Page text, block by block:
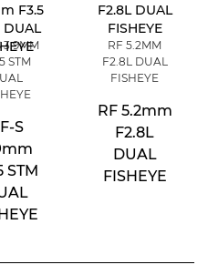
3.9MM
STM
S
STM
RF 5.2MM
F2.8L DUAL
FISHEYE
RF 5.2mm
F2.8L
DUAL
FISHEYE